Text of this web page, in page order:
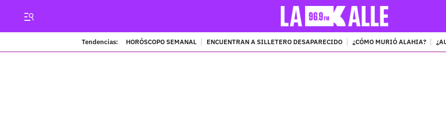
Tendencias: HORÓSCOPO SEMANAL ENCUENTRAN A SILLETERO DESAPARECIDO ¿CÓMO MURIÓ ALAHIA?